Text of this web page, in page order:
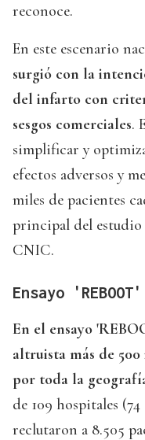
reconoce.
En este escenario
surgió con la
del infarto con
sesgos comerciales.
simplificar y
efectos adversos y
miles de pacientes
principal del
CNIC.
Ensayo 'REBOOT'
En el ensayo
altruista más de
por toda la
de 109 hospitales
reclutaron a 8.505